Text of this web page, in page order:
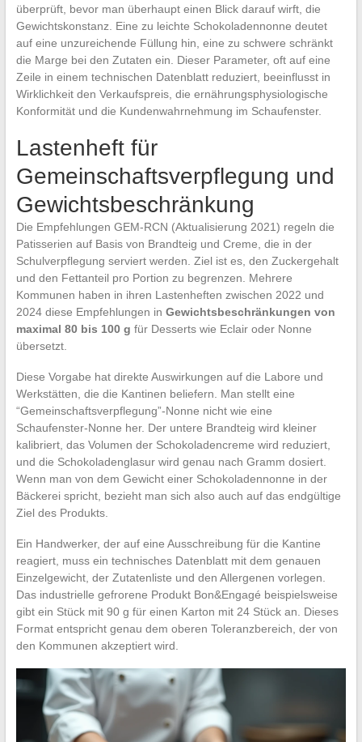
überprüft, bevor man überhaupt einen Blick darauf wirft, die
Gewichtskonstanz. Eine zu leichte Schokoladennonne deutet
auf eine unzureichende Füllung hin, eine zu schwere schränkt
die Marge bei den Zutaten ein. Dieser Parameter, oft auf eine
Zeile in einem technischen Datenblatt reduziert, beeinflusst in
Wirklichkeit den Verkaufspreis, die ernährungsphysiologische
Konformität und die Kundenwahrnehmung im Schaufenster.
Lastenheft für
Gemeinschaftsverpflegung und
Gewichtsbeschränkung
Die Empfehlungen GEM-RCN (Aktualisierung 2021) regeln die
Patisserien auf Basis von Brandteig und Creme, die in der
Schulverpflegung serviert werden. Ziel ist es, den Zuckergehalt
und den Fettanteil pro Portion zu begrenzen. Mehrere
Kommunen haben in ihren Lastenheften zwischen 2022 und
2024 diese Empfehlungen in Gewichtsbeschränkungen von
maximal 80 bis 100 g für Desserts wie Eclair oder Nonne
übersetzt.
Diese Vorgabe hat direkte Auswirkungen auf die Labore und
Werkstätten, die die Kantinen beliefern. Man stellt eine
“Gemeinschaftsverpflegung”-Nonne nicht wie eine
Schaufenster-Nonne her. Der untere Brandteig wird kleiner
kalibriert, das Volumen der Schokoladencreme wird reduziert,
und die Schokoladenglasur wird genau nach Gramm dosiert.
Wenn man von dem Gewicht einer Schokoladennonne in der
Bäckerei spricht, bezieht man sich also auch auf das endgültige
Ziel des Produkts.
Ein Handwerker, der auf eine Ausschreibung für die Kantine
reagiert, muss ein technisches Datenblatt mit dem genauen
Einzelgewicht, der Zutatenliste und den Allergenen vorlegen.
Das industrielle gefrorene Produkt Bon&Engagé beispielsweise
gibt ein Stück mit 90 g für einen Karton mit 24 Stück an. Dieses
Format entspricht genau dem oberen Toleranzbereich, der von
den Kommunen akzeptiert wird.